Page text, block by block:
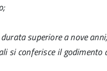
superiore a nove
si conferisce il